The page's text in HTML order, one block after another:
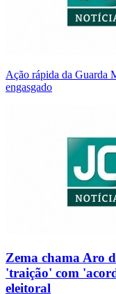
Ação rápida da Guarda
engasgado
Zema chama Aro
'traição' com
eleitoral